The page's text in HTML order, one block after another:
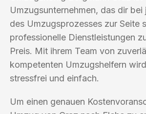
Umzugsunternehmen, das dir bei
des Umzugsprozesses zur Seite
professionelle Dienstleistungen
Preis. Mit ihrem Team von
kompetenten Umzugshelfern
stressfrei und einfach.
Um einen genauen